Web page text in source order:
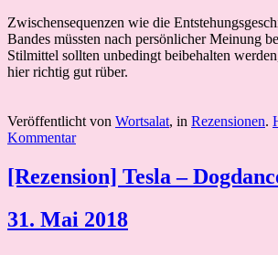
Zwischensequenzen wie die
Bandes müssten nach persönlicher Meinung
Stilmittel sollten unbedingt beibehalten
hier richtig gut rüber.
Veröffentlicht von Wortsalat, in Rezensionen.
Kommentar
[Rezension] Tesla –
31. Mai 2018